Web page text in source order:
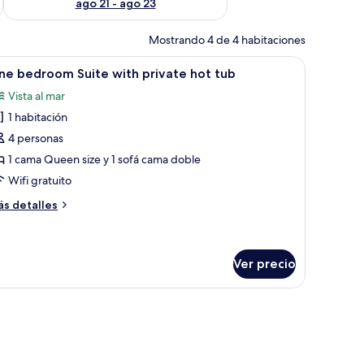
ago 21 - ago 23
Mostrando 4 de 4 habitaciones
mesita de noche, escritorio, silla y televisor en la pared.
Una habitación de hotel moderna con una
10 bedroom Suite with private hot tub
Vista al mar
1 habitación
4 personas
1 cama Queen size y 1 sofá cama doble
Wifi gratuito
detalles
Ver precio